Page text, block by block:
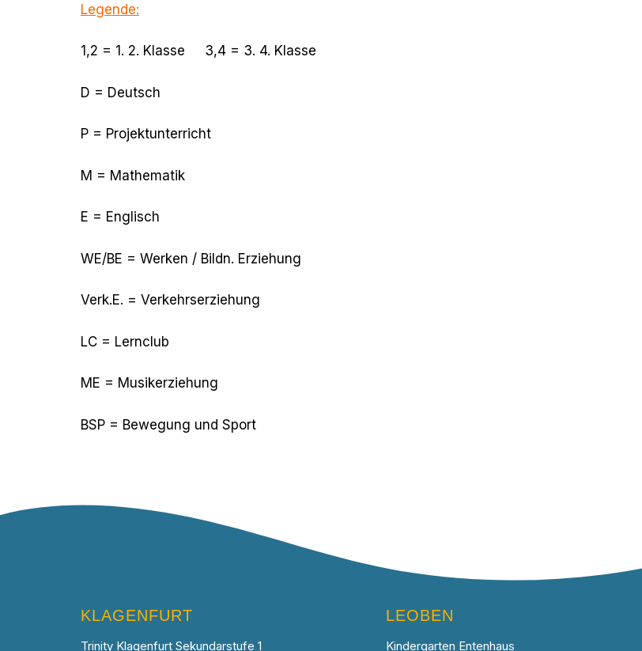
Legende:
1,2 = 1. 2. Klasse 3,4 = 3. 4. Klasse
D = Deutsch
P = Projektunterricht
M = Mathematik
E = Englisch
WE/BE = Werken / Bildn. Erziehung
Verk.E. = Verkehrserziehung
LC = Lernclub
ME = Musikerziehung
BSP = Bewegung und Sport
KLAGENFURT
Trinity Klagenfurt Sekundarstufe 1
LEOBEN
Kindergarten Entenhaus